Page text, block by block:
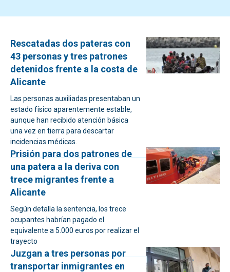
Rescatadas dos pateras con
43 personas y tres patrones
detenidos frente a la costa de
Alicante
Las personas auxiliadas presentaban un
estado físico aparentemente estable,
aunque han recibido atención básica
una vez en tierra para descartar
incidencias médicas.
Prisión para dos patrones de
una patera a la deriva con
trece migrantes frente a
Alicante
Según detalla la sentencia, los trece
ocupantes habrían pagado el
equivalente a 5.000 euros por realizar el
trayecto
Juzgan a tres personas por
transportar inmigrantes en